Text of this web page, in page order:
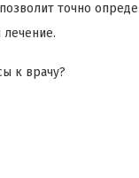
точно
к врачу?